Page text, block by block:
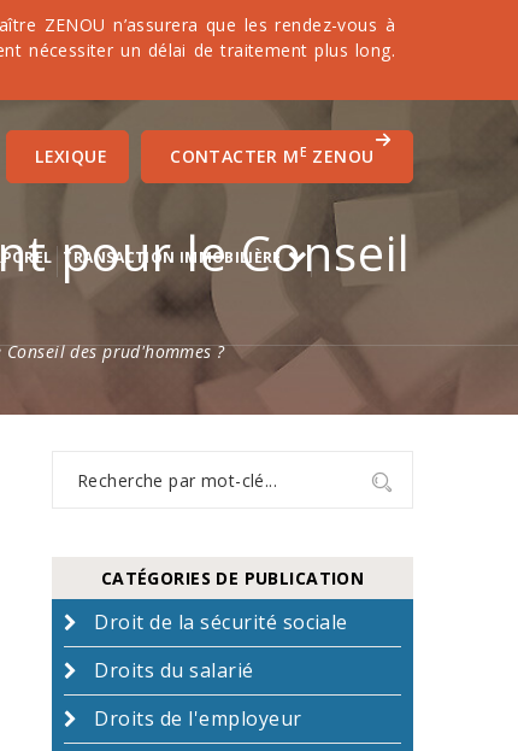
ZENOU n’assurera que les rendez-vous à
nécessiter un délai de traitement plus long.
CONTACTER ME ZENOU
LEXIQUE
TRANSACTION IMMOBILIÈRE
pour le Conseil
des prud'hommes ?
CATÉGORIES DE PUBLICATION
Droit de la sécurité sociale
Droits du salarié
Droits de l'employeur